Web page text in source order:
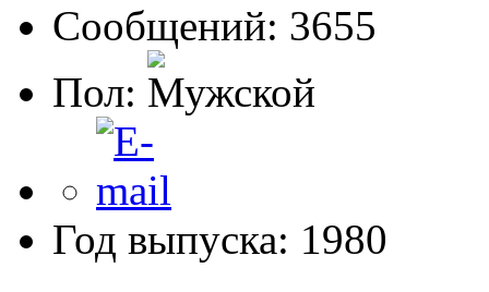
Сообщений: 3655
Пол:
Год выпуска: 1980